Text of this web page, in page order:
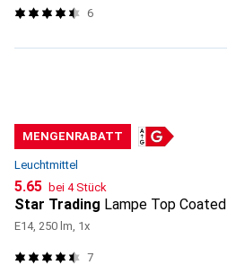
6
MENGENRABATT
Leuchtmittel
CHF
5.65 bei 4 Stück
Star Trading Lampe Top Coated
E14, 250 lm, 1x
7